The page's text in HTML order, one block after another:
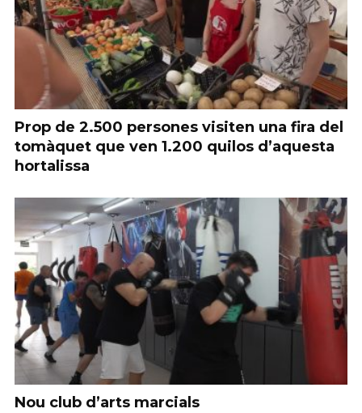
Prop de 2.500 persones visiten una fira del
tomàquet que ven 1.200 quilos d’aquesta
hortalissa
Nou club d’arts marcials